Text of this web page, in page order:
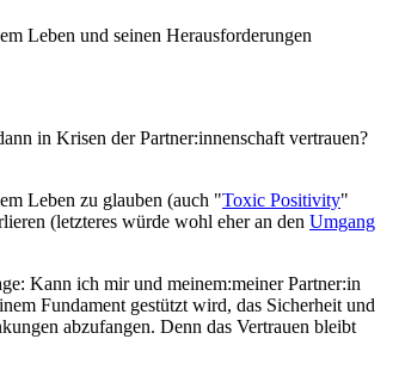
Leben und seinen Herausforderungen
in Krisen der Partner:innenschaft vertrauen?
Leben zu glauben (auch "Toxic Positivity"
(letzteres würde wohl eher an den Umgang
Kann ich mir und meinem:meiner Partner:in
Fundament gestützt wird, das Sicherheit und
abzufangen. Denn das Vertrauen bleibt